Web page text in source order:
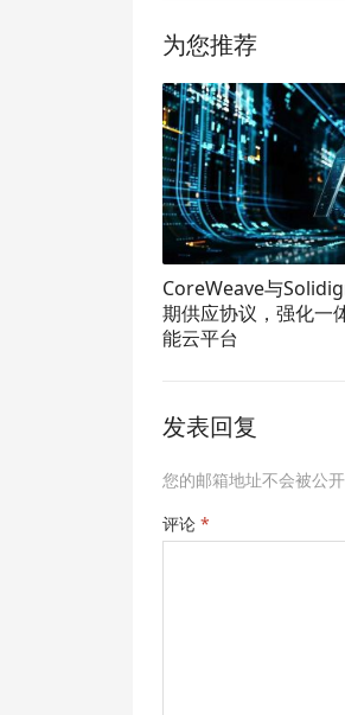
为您推荐
CoreWeave与
期供应协议，强化一
能云平台
发表回复
您的邮箱地址不会被公开
评论 *